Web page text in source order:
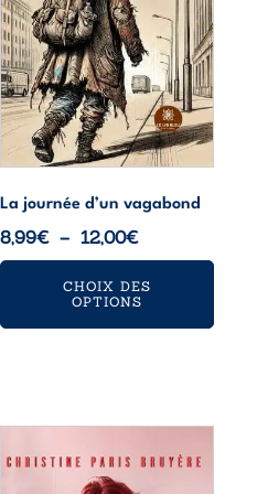
La journée d’un vagabond
8,99€ – 12,00€Plage
de
prix :
CHOIX DES
OPTIONS
peuvent
être
choisies
sur
la
page
du
produit